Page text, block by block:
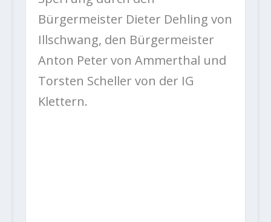
Bürgermeister Dieter Dehling von
Illschwang, den Bürgermeister
Anton Peter von Ammerthal und
Torsten Scheller von der IG
Klettern.